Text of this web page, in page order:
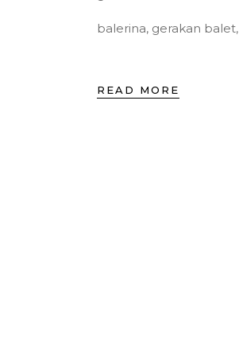
balerina, gerakan balet,
READ MORE